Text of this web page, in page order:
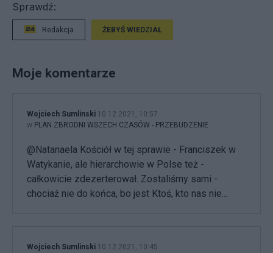
Sprawdź:
Redakcja ŻEBYŚ WIEDZIAŁ
Moje komentarze
Wojciech Sumlinski 10.12.2021, 10:57
w PLAN ZBRODNI WSZECH CZASÓW - PRZEBUDZENIE
@Natanaela Kościół w tej sprawie - Franciszek w
Watykanie, ale hierarchowie w Polse też -
całkowicie zdezerterował. Zostaliśmy sami -
chociaż nie do końca, bo jest Ktoś, kto nas nie...
Wojciech Sumlinski 10.12.2021, 10:45